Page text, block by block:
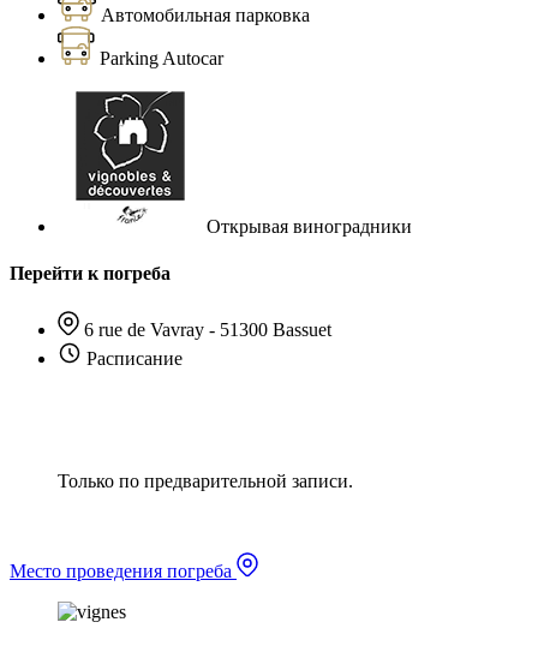
Автомобильная парковка
Parking Autocar
Открывая виноградники
Перейти к погреба
6 rue de Vavray - 51300 Bassuet
Расписание
Только по предварительной записи.
Место проведения погреба